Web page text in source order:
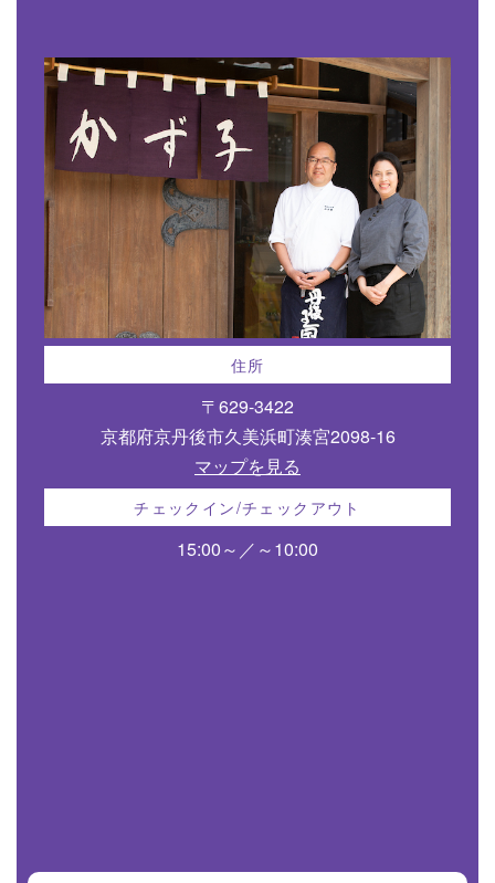
住所
〒629-3422
京都府京丹後市久美浜町湊宮2098-16
マップを見る
チェックイン/チェックアウト
15:00～／～10:00